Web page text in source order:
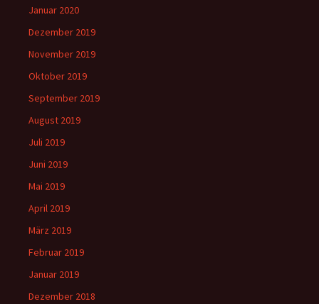
Januar 2020
Dezember 2019
November 2019
Oktober 2019
September 2019
August 2019
Juli 2019
Juni 2019
Mai 2019
April 2019
März 2019
Februar 2019
Januar 2019
Dezember 2018